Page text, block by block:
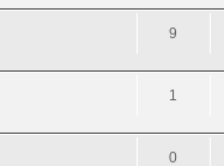
9
1
0